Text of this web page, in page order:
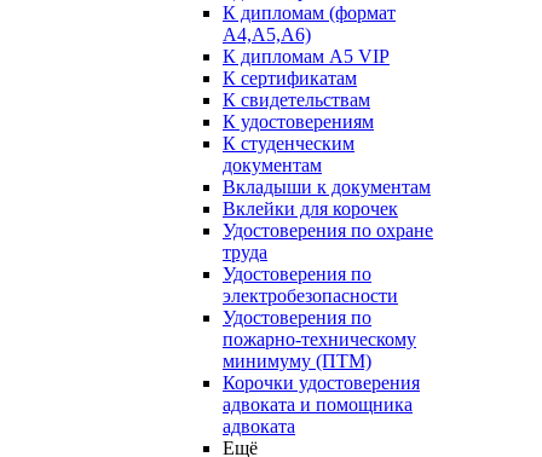
К дипломам (формат
А4,А5,А6)
К дипломам А5 VIP
К сертификатам
К свидетельствам
К удостоверениям
К студенческим
документам
Вкладыши к документам
Вклейки для корочек
Удостоверения по охране
труда
Удостоверения по
электробезопасности
Удостоверения по
пожарно-техническому
минимуму (ПТМ)
Корочки удостоверения
адвоката и помощника
адвоката
Ещё